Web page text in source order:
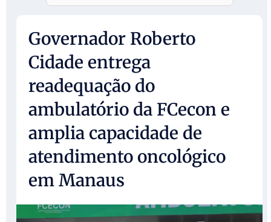
Governador Roberto
Cidade entrega
readequação do
ambulatório da FCecon e
amplia capacidade de
atendimento oncológico
em Manaus